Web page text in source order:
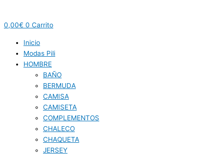
0,00€ 0 Carrito
Inicio
Modas Pili
HOMBRE
BAÑO
BERMUDA
CAMISA
CAMISETA
COMPLEMENTOS
CHALECO
CHAQUETA
JERSEY